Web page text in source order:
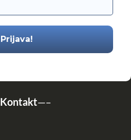
Kontakt—–